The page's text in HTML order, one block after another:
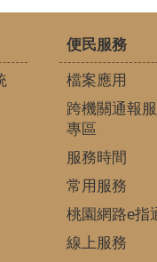
便民服務
檔案應用
跨機關通報
專區
服務時間
常用服務
桃園網路e指
線上服務